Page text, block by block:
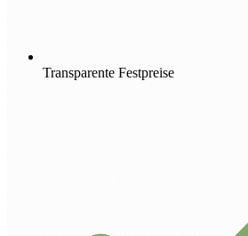
Transparente Festpreise